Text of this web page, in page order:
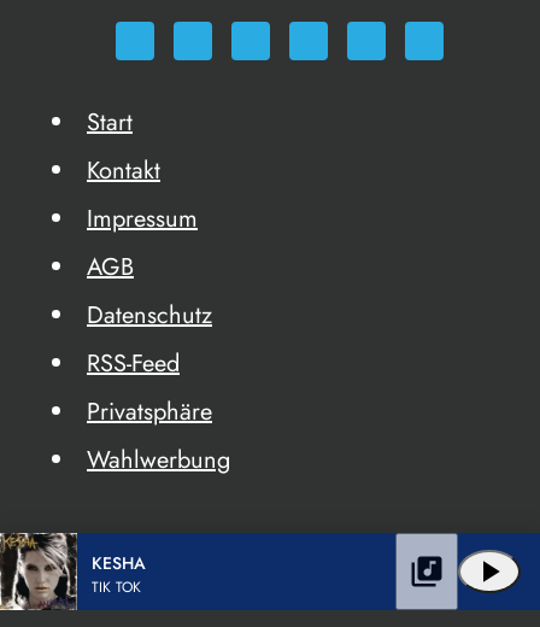
Start
Kontakt
Impressum
AGB
Datenschutz
RSS-Feed
Privatsphäre
Wahlwerbung
KESHA
TIK TOK play_arrow
library_music